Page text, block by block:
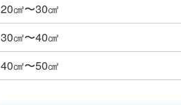
20㎠〜30㎠
30㎠〜40㎠
40㎠〜50㎠